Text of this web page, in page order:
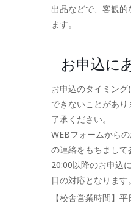
出品などで、客観
ます。
お申込に
お申込のタイミン
できないことがあ
了承ください。
WEBフォームから
の連絡をもちまして
20:00以降のお申込
日の対応となります。
【校舎営業時間】平